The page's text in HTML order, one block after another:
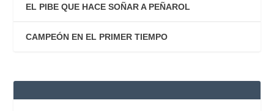
EL PIBE QUE HACE SOÑAR A PEÑAROL
CAMPEÓN EN EL PRIMER TIEMPO